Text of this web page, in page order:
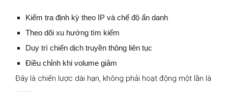
Kiểm tra định kỳ theo IP và chế độ ẩn danh
Theo dõi xu hướng tìm kiếm
Duy trì chiến dịch truyền thông liên tục
Điều chỉnh khi volume giảm
Đây là chiến lược dài hạn, không phải hoạt động một lần là